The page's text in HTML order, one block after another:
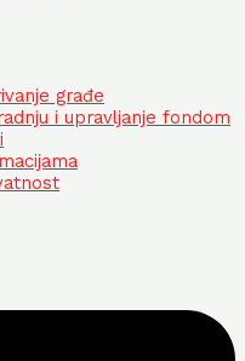
građe
i upravljanje fondom